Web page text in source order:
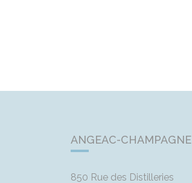
ANGEAC-CHAMPAGNE
850 Rue des Distilleries